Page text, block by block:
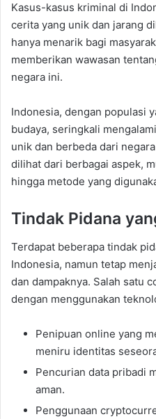
Kasus-kasus kriminal di
cerita yang unik dan jarang
hanya menarik bagi
memberikan wawasan
negara ini.
Indonesia, dengan populasi
budaya, seringkali
unik dan berbeda dari
dilihat dari berbagai aspek,
hingga metode yang
Tindak Pidana
Terdapat beberapa tindak
Indonesia, namun tetap
dan dampaknya. Salah satu
dengan menggunakan
Penipuan online yang
meniru identitas
Pencurian data pribadi
aman.
Penggunaan